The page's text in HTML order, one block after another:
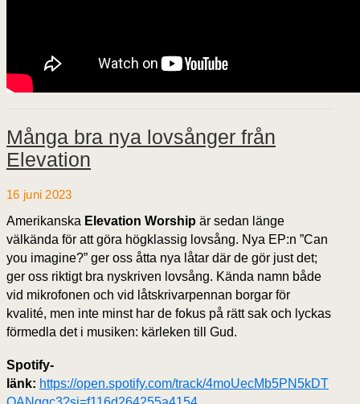
Många bra nya lovsånger från
Elevation
16 juni 2023
Amerikanska Elevation Worship är sedan länge
välkända för att göra högklassig lovsång. Nya EP:n ”Can
you imagine?” ger oss åtta nya låtar där de gör just det;
ger oss riktigt bra nyskriven lovsång. Kända namn både
vid mikrofonen och vid låtskrivarpennan borgar för
kvalité, men inte minst har de fokus på rätt sak och lyckas
förmedla det i musiken: kärleken till Gud.
Spotify-
länk: https://open.spotify.com/track/4moUecMb5PN5kDT